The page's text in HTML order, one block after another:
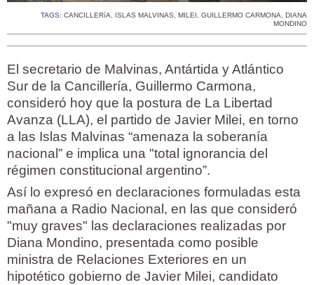
TAGS: CANCILLERíA, ISLAS MALVINAS, MILEI , GUILLERMO CARMONA, DIANA
MONDINO
El secretario de Malvinas, Antártida y Atlántico
Sur de la Cancillería, Guillermo Carmona,
consideró hoy que la postura de La Libertad
Avanza (LLA), el partido de Javier Milei, en torno
a las Islas Malvinas “amenaza la soberanía
nacional” e implica una "total ignorancia del
régimen constitucional argentino”.
Así lo expresó en declaraciones formuladas esta
mañana a Radio Nacional, en las que consideró
"muy graves" las declaraciones realizadas por
Diana Mondino, presentada como posible
ministra de Relaciones Exteriores en un
hipotético gobierno de Javier Milei, candidato